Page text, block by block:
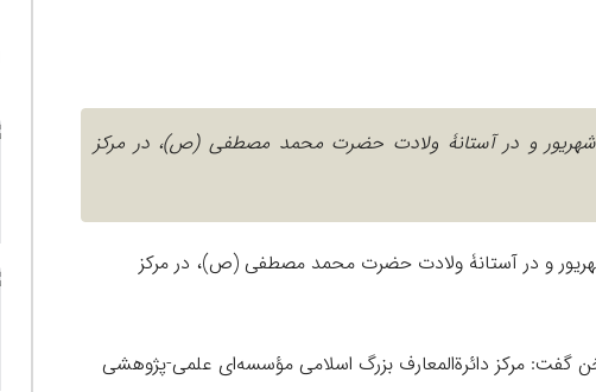
آیین رونمایی جلد نخست «دانشنامۀ حقوق ایران»، عصر یک‌شنبه، ٢۵ شهریور و در آستانۀ ولادت حضرت محمد مصطفی (ص)، در مرکز
رونمایی جلد نخست «دانشنامۀ حقوق ایران»، عصر یک‌شنبه، ٢۵ شهریور و در آستانۀ ولادت حضرت محمد مصطفی (ص)، در مرکز
گفت: مرکز دائرةالمعارف بزرگ اسلامى مؤسسه‌ای علمی-پژوهشی